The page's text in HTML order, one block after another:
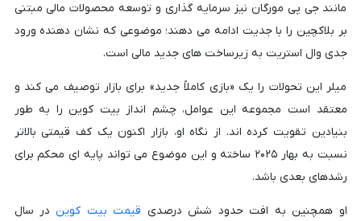
مانند جی پی مورگان نیز سرمایه گذاری و توسعه محصولات مالی مبتنی
بر بلاکچین را با جدیت ادامه می دهند؛ موضوعی که نشان دهنده ورود
جدی وال استریت به زیرساخت های جدید مالی است.
میلر این تحولات را یک «بازی کاملاً جدید» برای بازار توصیف می کند و
معتقد است مجموعه این عوامل، چشم انداز بیت کوین را به طور
بنیادین تقویت کرده اند. از نگاه او، بازار اکنون یک کف قیمتی بالاتر
نسبت به بهار ۲۰۲۵ ساخته و این موضوع می تواند پایه ای محکم برای
رشدهای بعدی باشد.
او همچنین به افت حدود شش درصدی قیمت بیت کویندر سال